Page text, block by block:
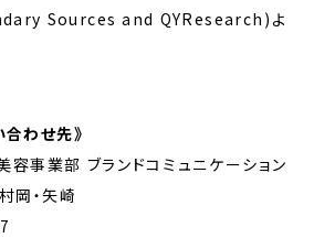
Sources and QYResearch)よ
合わせ先》
事業部 ブランドコミュニケーション
・矢崎